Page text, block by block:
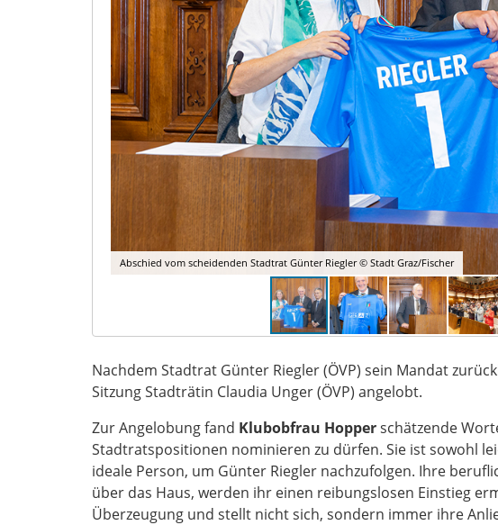
Abschied vom scheidenden Stadtrat Günter Riegler © Stadt Graz/Fischer
Nachdem Stadtrat Günter Riegler (ÖVP) sein Mandat
Sitzung Stadträtin Claudia Unger (ÖVP) angelobt.
Zur Angelobung fand Klubobfrau Hopperschätzende
Stadtratspositionen nominieren zu dürfen. Sie ist sowohl
ideale Person, um Günter Riegler nachzufolgen. Ihre
über das Haus, werden ihr einen reibungslosen Einstieg
Überzeugung und stellt nicht sich, sondern immer ihre